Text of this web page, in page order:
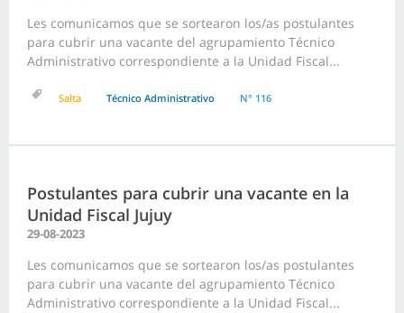
Les comunicamos que se sortearon los/as postulantes
para cubrir una vacante del agrupamiento Técnico
Administrativo correspondiente a la Unidad Fiscal...
Salta Técnico Administrativo N° 116
Postulantes para cubrir una vacante en la
Unidad Fiscal Jujuy
29-08-2023
Les comunicamos que se sortearon los/as postulantes
para cubrir una vacante del agrupamiento Técnico
Administrativo correspondiente a la Unidad Fiscal...